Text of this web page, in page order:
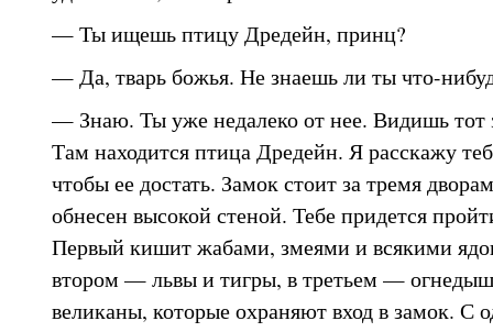
— Ты ищешь птицу Дредейн, принц?
— Да, тварь божья. Не знаешь ли ты что-
— Знаю. Ты уже недалеко от нее. Видишь тот
Там находится птица Дредейн. Я расскажу
чтобы ее достать. Замок стоит за тремя
обнесен высокой стеной. Тебе придется
Первый кишит жабами, змеями и всякими
втором — львы и тигры, в третьем —
великаны, которые охраняют вход в замок. С